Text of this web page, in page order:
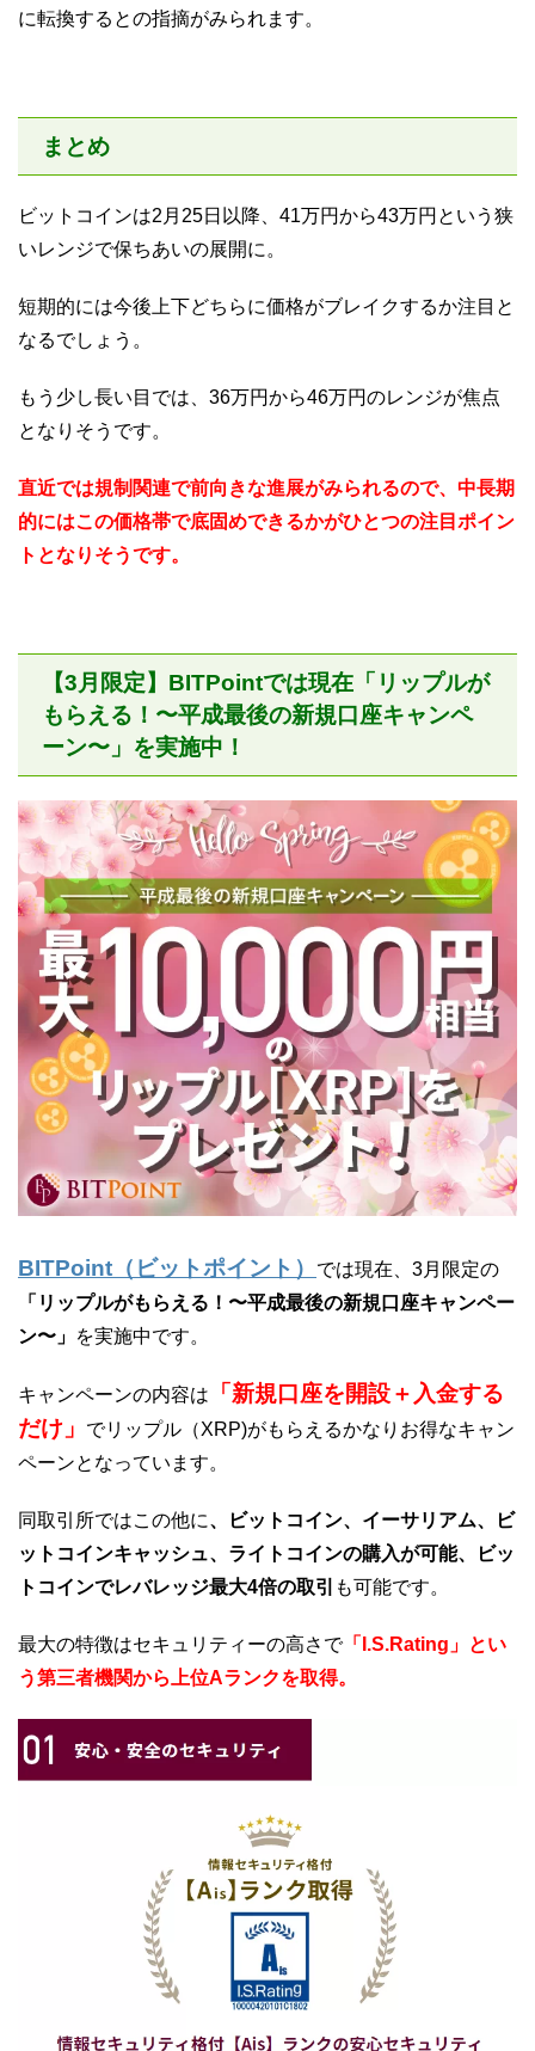
に転換するとの指摘がみられます。
まとめ
ビットコインは2月25日以降、41万円から43万円という狭
いレンジで保ちあいの展開に。
短期的には今後上下どちらに価格がブレイクするか注目と
なるでしょう。
もう少し長い目では、36万円から46万円のレンジが焦点
となりそうです。
直近では規制関連で前向きな進展がみられるので、中長期
的にはこの価格帯で底固めできるかがひとつの注目ポイン
トとなりそうです。
【3月限定】BITPointでは現在「リップルが
もらえる！〜平成最後の新規口座キャンペ
ーン〜」を実施中！
BITPoint（ビットポイント）
では現在、3月限定の
「リップルがもらえる！〜平成最後の新規口座キャンペー
ン〜」
を実施中です。
キャンペーンの内容は
「新規口座を開設＋入金する
だけ」
でリップル（XRP)がもらえるかなりお得なキャン
ペーンとなっています。
同取引所ではこの他に、ビットコイン、イーサリアム、ビ
ットコインキャッシュ、ライトコインの購入が可能、ビッ
トコインでレバレッジ最大4倍の取引 も可能です。
最大の特徴はセキュリティーの高さで「I.S.Rating」とい
う第三者機関から上位Aランクを取得。